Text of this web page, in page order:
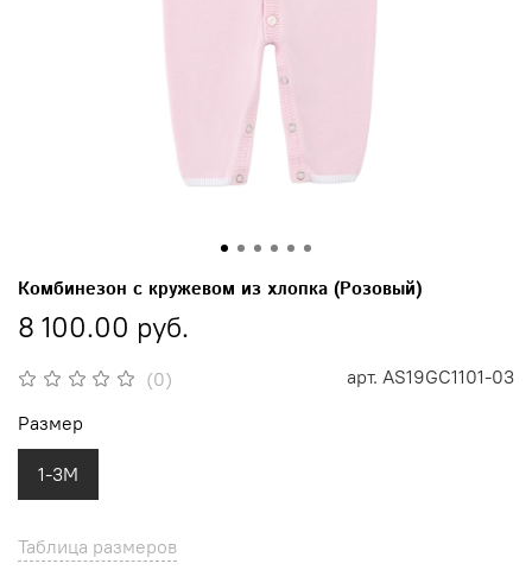
(0) арт. AS19GC1101-03
Комбинезон с кружевом из хлопка (Розовый)
8 100.00 руб.
Таблица размеров
Размер
1-3M